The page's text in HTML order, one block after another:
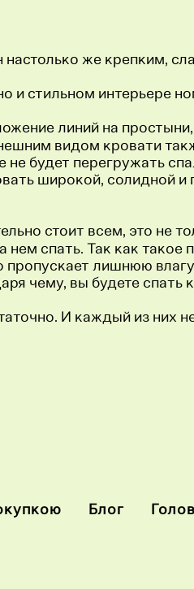
настолько же крепким,
и стильном интерьере
линий на
видом кровати
не будет перегружать
широкой, солидной и
стоит всем, это не
спать. Так как такое
пропускает лишнюю
чему, вы будете спать
И каждый из них
Блог